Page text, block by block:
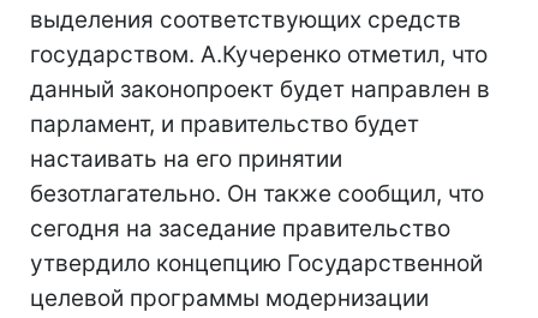
выделения соответствующих средств
государством. А.Кучеренко отметил, что
данный законопроект будет направлен в
парламент, и правительство будет
настаивать на его принятии
безотлагательно. Он также сообщил, что
сегодня на заседание правительство
утвердило концепцию Государственной
целевой программы модернизации